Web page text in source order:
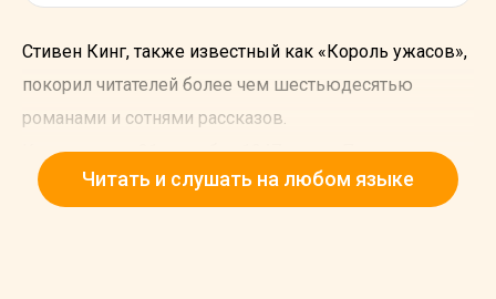
Стивен Кинг, также известный как «Король ужасов»,
покорил читателей более чем шестьюдесятью
романами и сотнями рассказов.
Кинг родился 21 сентября 1947 года в Портленде,
штат Мэн. Хотя Стивен ничего не помнит об этом
Читать и слушать на любом языке